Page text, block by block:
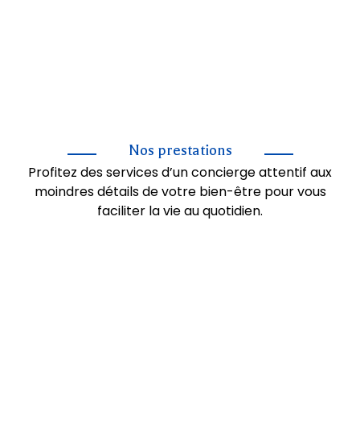
Nos prestations
Profitez des services d’un concierge attentif aux
moindres détails de votre bien-être pour vous
faciliter la vie au quotidien.